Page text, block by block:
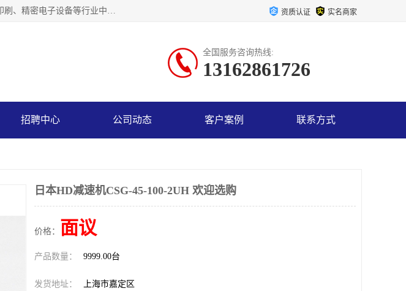
上海浜田实业有限公司专业致力于传动控制行业。面向工业机器人、半导体、机床、船舶、点胶、印刷、精密电子设备等行业中的运动控制技术。为日本哈默纳科（HarmonicDrive简称HD）中国地区定代理商，其生产的HarmonicDrive谐波减速机，具有轻量、小型、传动效率高、减速范围广、精度高等特点，被广泛应用于各种传动系统中。完善的技术，完善的售后，让您的选择无后顾之忧，欢迎您的来电洽谈！ 资质认证 实名商家
全国服务咨询热线:
13162861726
招聘中心 公司动态 客户案例 联系方式
日本HD减速机CSG-45-100-2UH 欢迎选购
价格： 面议
产品数量： 9999.00台
发货地址： 上海市嘉定区